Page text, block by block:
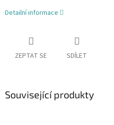
Detailní informace
ZEPTAT SE SDÍLET
Související produkty